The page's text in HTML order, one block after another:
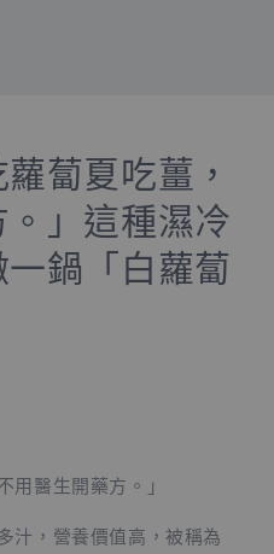
蔔夏吃薑，
」這種濕冷
鍋「白蘿蔔
醫生開藥方。」
汁，營養價值高，被稱為